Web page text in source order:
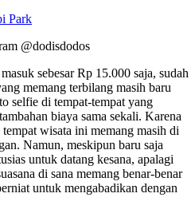
@dodisdodos
sebesar Rp 15.000 saja, sudah
memang terbilang masih baru
selfie di tempat-tempat yang
biaya sama sekali. Karena
wisata ini memang masih di
Namun, meskipun baru saja
untuk datang kesana, apalagi
di sana memang benar-benar
untuk mengabadikan dengan